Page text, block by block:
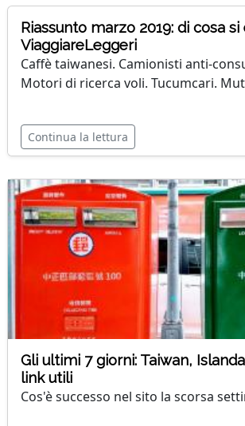
Riassunto marzo 2019: di cosa
ViaggiareLeggeri
Caffè taiwanesi. Camionisti anti-
Motori di ricerca voli. Tucumcari.
Continua la lettura
Gli ultimi 7 giorni: Taiwan,
link utili
Cos'è successo nel sito la scorsa